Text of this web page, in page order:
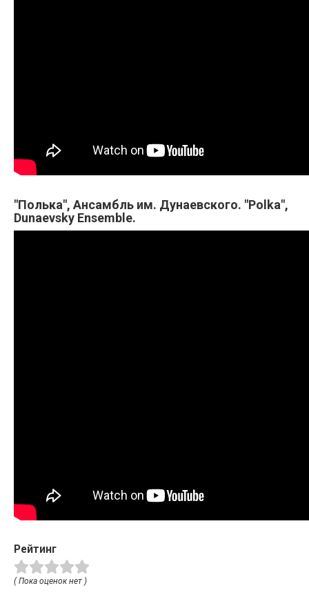
"Полька", Ансамбль им. Дунаевского. "Polka",
Dunaevsky Ensemble.
Рейтинг
( Пока оценок нет )